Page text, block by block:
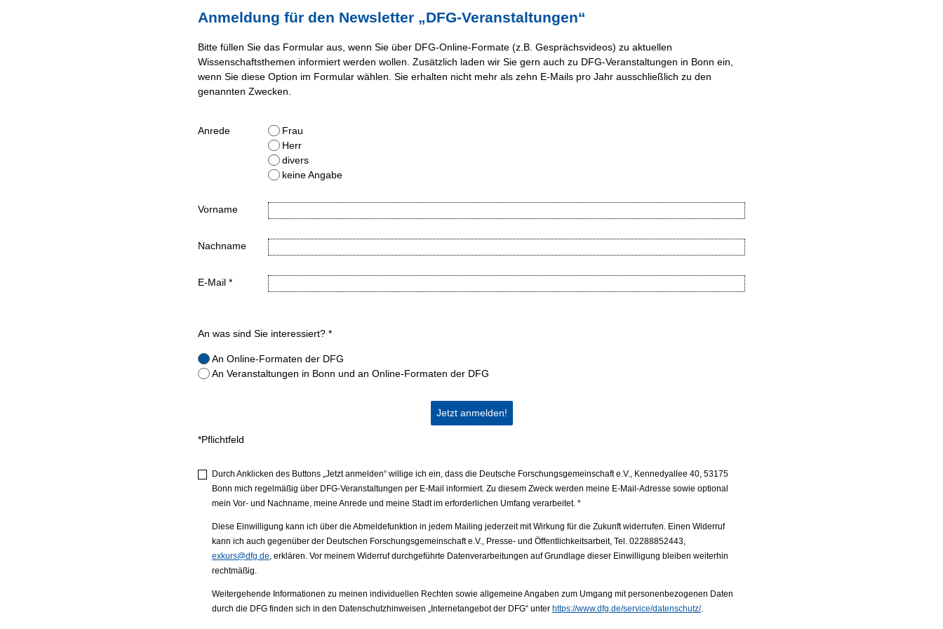
Anmeldung für den Newsletter „DFG-Veranstaltungen“
Bitte füllen Sie das Formular aus, wenn Sie über DFG-Online-Formate (z.B. Gesprächsvideos) zu aktuellen
Wissenschaftsthemen informiert werden wollen. Zusätzlich laden wir Sie gern auch zu DFG-Veranstaltungen in Bonn ein,
wenn Sie diese Option im Formular wählen. Sie erhalten nicht mehr als zehn E-Mails pro Jahr ausschließlich zu den
genannten Zwecken.
Anrede
Frau
Herr
divers
keine Angabe
Vorname
Nachname
E-Mail *
An was sind Sie interessiert? *
An Online-Formaten der DFG
An Veranstaltungen in Bonn und an Online-Formaten der DFG
Jetzt anmelden!
*Pflichtfeld
Durch Anklicken des Buttons „Jetzt anmelden“ willige ich ein, dass die Deutsche Forschungsgemeinschaft e.V., Kennedyallee 40, 53175
Bonn mich regelmäßig über DFG-Veranstaltungen per E-Mail informiert. Zu diesem Zweck werden meine E-Mail-Adresse sowie optional
mein Vor- und Nachname, meine Anrede und meine Stadt im erforderlichen Umfang verarbeitet. *
Diese Einwilligung kann ich über die Abmeldefunktion in jedem Mailing jederzeit mit Wirkung für die Zukunft widerrufen. Einen Widerruf
kann ich auch gegenüber der Deutschen Forschungsgemeinschaft e.V., Presse- und Öffentlichkeitsarbeit, Tel. 02288852443,
exkurs@dfg.de , erklären. Vor meinem Widerruf durchgeführte Datenverarbeitungen auf Grundlage dieser Einwilligung bleiben weiterhin
rechtmäßig.
Weitergehende Informationen zu meinen individuellen Rechten sowie allgemeine Angaben zum Umgang mit personenbezogenen Daten
durch die DFG finden sich in den Datenschutzhinweisen „Internetangebot der DFG“ unter https://www.dfg.de/service/datenschutz/.